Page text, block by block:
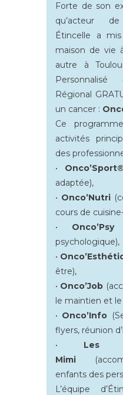
Forte de son
qu’acteur
Étincelle a
maison de vie
autre à
Personnalisé
Régional
un cancer :
Ce programme
activités
des
•
adaptée),
• Onco’Nutri
cours de
• Onco’Psy
psychologique),
•
être),
• Onco’Job
le maintien et
• Onco’Info
flyers, réunion
• Les
Mimi
enfants des
L’équipe